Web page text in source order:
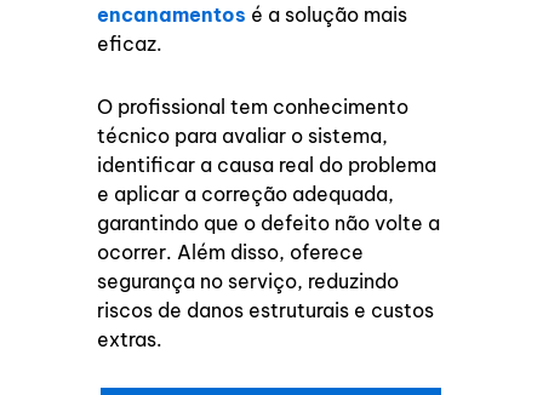
encanamentos é a solução mais
eficaz.
O profissional tem conhecimento
técnico para avaliar o sistema,
identificar a causa real do problema
e aplicar a correção adequada,
garantindo que o defeito não volte a
ocorrer. Além disso, oferece
segurança no serviço, reduzindo
riscos de danos estruturais e custos
extras.